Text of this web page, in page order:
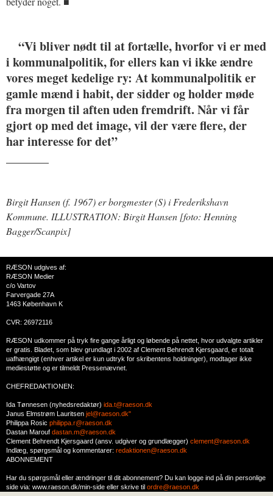
“Vi bliver nødt til at fortælle, hvorfor vi er med
i kommunalpolitik, for ellers kan vi ikke ændre
vores meget kedelige ry: At kommunalpolitik er
gamle mænd i habit, der sidder og holder møde
fra morgen til aften uden fremdrift. Når vi får
gjort op med det image, vil der være flere, der
har interesse for det”
Birgit Hansen (f. 1967) er borgmester (S) i Frederikshavn
Kommune. ILLUSTRATION: Birgit Hansen [foto: Henning
Bagger/Scanpix]
RÆSON udgives af:
RÆSON Medier
c/o Vartov
Farvergade 27A
1463 København K
CVR: 26972116
RÆSON udkommer på tryk fire gange årligt og løbende på nettet, hvor udvalgte artikler
er gratis. Bladet, som blev grundlagt i 2002 af Clement Behrendt Kjersgaard, er totalt
uafhængigt (enhver artikel er kun udtryk for skribentens holdninger), modtager ikke
mediestøtte og er tilmeldt Pressenævnet.
CHEFREDAKTIONEN:
Ida Tønnesen (nyhedsredaktør) ida.t@raeson.dk
Janus Elmstrøm Lauritsen jel@raeson.dk"
Philippa Rosic philippa.r@raeson.dk
Dastan Marouf dastan.m@raeson.dk
Clement Behrendt Kjersgaard (ansv. udgiver og grundlægger) clement@raeson.dk
Indlæg, spørgsmål og kommentarer: redaktionen@raeson.dk
ABONNEMENT
Har du spørgsmål eller ændringer til dit abonnement? Du kan logge ind på din personlige
side via: www.raeson.dk/min-side eller skrive til ordre@raeson.dk